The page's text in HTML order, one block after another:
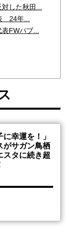
した秋田...
24年...
FWパブ...
に幸運を！」
がサガン鳥栖
スタに続き超